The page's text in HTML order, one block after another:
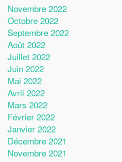
Novembre 2022
Octobre 2022
Septembre 2022
Août 2022
Juillet 2022
Juin 2022
Mai 2022
Avril 2022
Mars 2022
Février 2022
Janvier 2022
Décembre 2021
Novembre 2021